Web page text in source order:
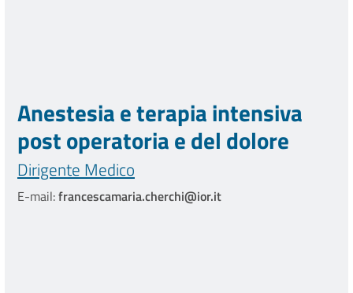
Anestesia e terapia intensiva
post operatoria e del dolore
Dirigente Medico
E-mail:francescamaria.cherchi@ior.it